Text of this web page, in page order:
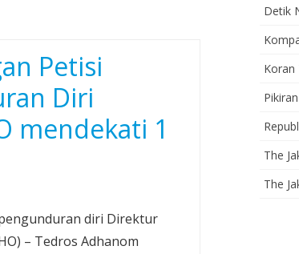
Petisi
Diri
mendekati 1
diri Direktur
– Tedros Adhanom
Detik
Koran
The
The